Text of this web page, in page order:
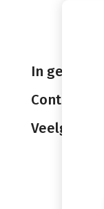
In geval
Contact